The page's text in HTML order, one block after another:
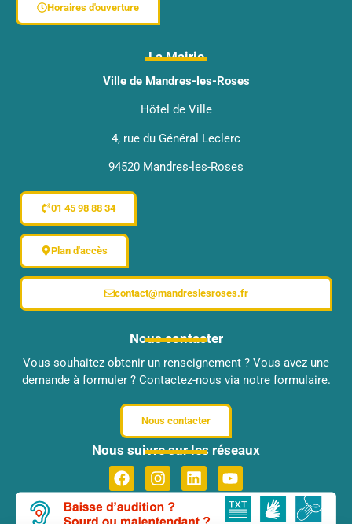
Horaires d'ouverture
La Mairie
Ville de Mandres-les-Roses
Hôtel de Ville
4, rue du Général Leclerc
94520 Mandres-les-Roses
01 45 98 88 34
Plan d'accès
contact@mandreslesroses.fr
Nous contacter
Vous souhaitez obtenir un renseignement ? Vous avez une
demande à formuler ? Contactez-nous via notre formulaire.
Nous contacter
Nous suivre sur les réseaux